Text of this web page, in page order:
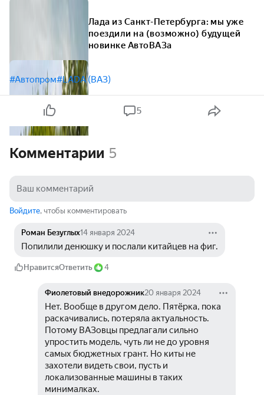
Лада из Санкт-Петербурга: мы уже
поездили на (возможно) будущей
новинке АвтоВАЗа
#Автопром#LADA (ВАЗ)
5
Комментарии 5
Войдите, чтобы комментировать
Роман Безуглых14 января 2024
Попилили денюшку и послали китайцев на фиг.
НравитсяОтветить 4
Фиолетовый внедорожник20 января 2024
Нет. Вообще в другом дело. Пятёрка, пока
раскачивались, потеряла актуальность.
Потому ВАЗовцы предлагали сильно
упростить модель, чуть ли не до уровня
самых бюджетных грант. Но киты не
захотели видеть свои, пусть и
локализованные машины в таких
минималках.